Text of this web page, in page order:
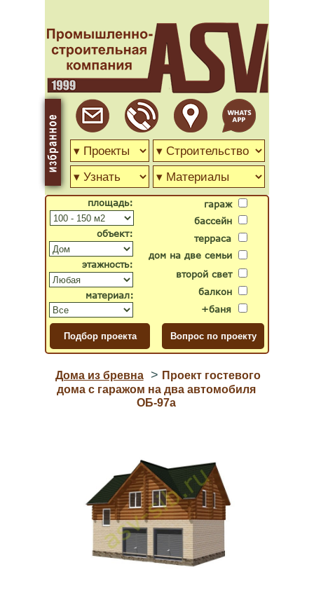
гараж
бассейн
второй свет
дом на две семьи
терраса
балкон
+баня
объект:
материал:
площадь:
этажность:
Дома из бревна > Проект гостевого
дома с гаражом на два автомобиля
ОБ-97a